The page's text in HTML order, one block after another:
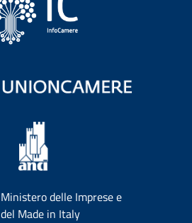
Ministero delle Imprese e
del Made in Italy